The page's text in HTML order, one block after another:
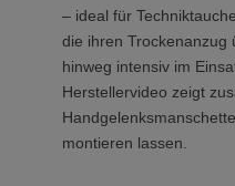
– ideal für
die ihren Trockenanzug
hinweg intensiv im
Herstellervideo zeigt
montieren lassen.